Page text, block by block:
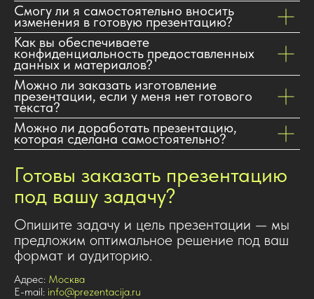
Смогу ли я самостоятельно вносить
изменения в готовую презентацию?
Как вы обеспечиваете
конфиденциальность предоставленных
данных и материалов?
Можно ли заказать изготовление
презентации, если у меня нет готового
текста?
Можно ли доработать презентацию,
которая сделана самостоятельно?
Готовы заказать презентацию
под вашу задачу?
Опишите задачу и цель презентации — мы
предложим оптимальное решение под ваш
формат и аудиторию.
Адрес: Москва
E-mail: info@prezentacija.ru